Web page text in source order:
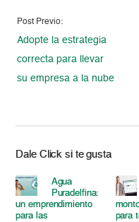
Post Previo:
Adopte la estrategia
correcta para llevar
su empresa a la nube
Dale Click si te gusta
Agua
Puradelfina:
un emprendimiento
para las
para